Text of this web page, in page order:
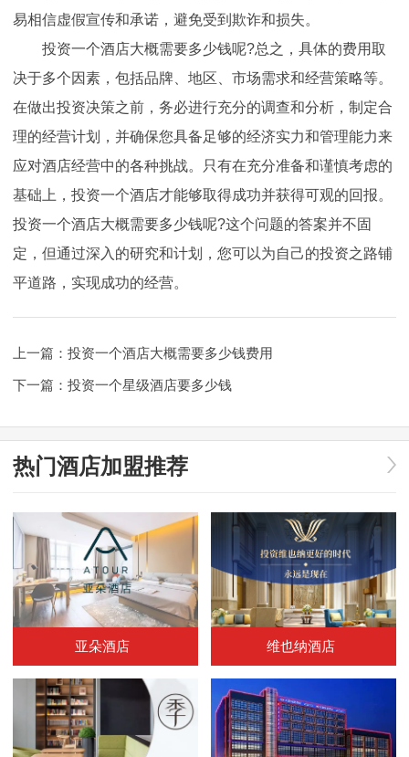
易相信虚假宣传和承诺，避免受到欺诈和损失。
投资一个酒店大概需要多少钱呢?总之，具体的费用取
决于多个因素，包括品牌、地区、市场需求和经营策略等。
在做出投资决策之前，务必进行充分的调查和分析，制定合
理的经营计划，并确保您具备足够的经济实力和管理能力来
应对酒店经营中的各种挑战。只有在充分准备和谨慎考虑的
基础上，投资一个酒店才能够取得成功并获得可观的回报。
投资一个酒店大概需要多少钱呢?这个问题的答案并不固
定，但通过深入的研究和计划，您可以为自己的投资之路铺
平道路，实现成功的经营。
上一篇： 投资一个酒店大概需要多少钱费用
下一篇： 投资一个星级酒店要多少钱
热门酒店加盟推荐
亚朵酒店 维也纳酒店